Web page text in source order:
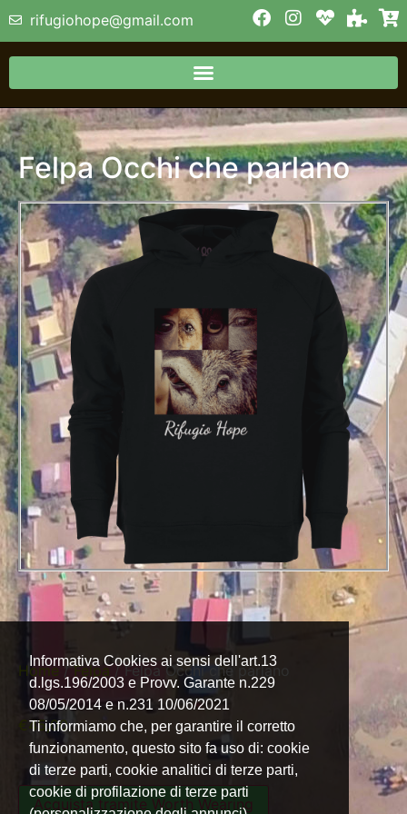
Informativa Cookies ai sensi dell'art.13
d.lgs.196/2003 e Provv. Garante n.229
08/05/2014 e n.231 10/06/2021
Ti informiamo che, per garantire il corretto
funzionamento, questo sito fa uso di: cookie
di terze parti, cookie analitici di terze parti,
cookie di profilazione di terze parti
rifugiohope@gmail.com
Felpa Occhi che parlano
Home/Felpa/ Felpa Occhi che parlano
€45,00
Acquista tramite Worth Wearing